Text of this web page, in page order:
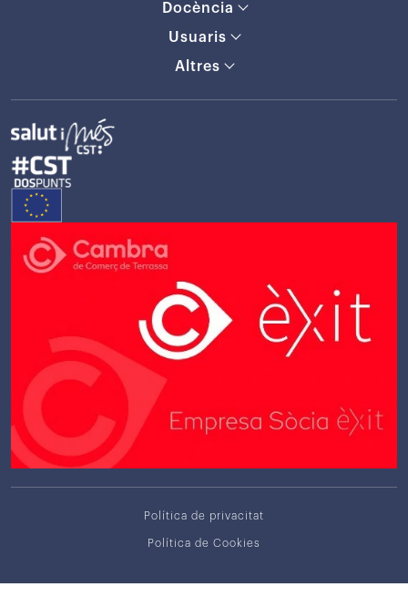
Docència
Usuaris
Altres
Política de privacitat
Política de Cookies